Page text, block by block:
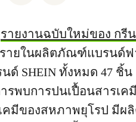
รายงานฉบับใหม่ของ กรี
ายในผลิตภัณฑ์แบรนด์
SHEIN ทั้งหมด 47 ชิ้
ารพบการปนเปื้อนสาร
มีของสหภาพยุโรป มีผ